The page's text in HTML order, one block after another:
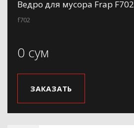
Ведро для мусора Frap F702
f702
0 сум
ЗАКАЗАТЬ